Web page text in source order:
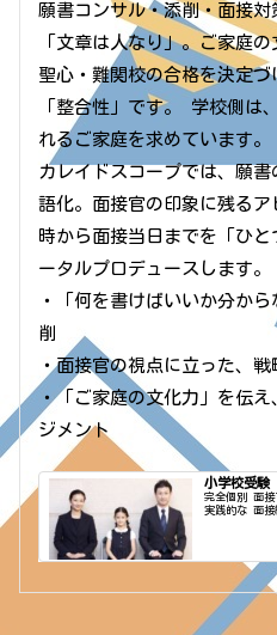
願書コンサル・添削・面接対
「文章は人なり」。ご家庭
聖心・難関校の合格を決定
「整合性」です。 学校側は
れるご家庭を求めています。
カレイドスコープでは、願
語化。面接官の印象に残る
時から面接当日までを「ひ
ータルプロデュースします。
・「何を書けばいいか分か
削
・面接官の視点に立った、
・「ご家庭の文化力」を伝
ジメント
小学校受験
完全個別 面接
実践的な 面接